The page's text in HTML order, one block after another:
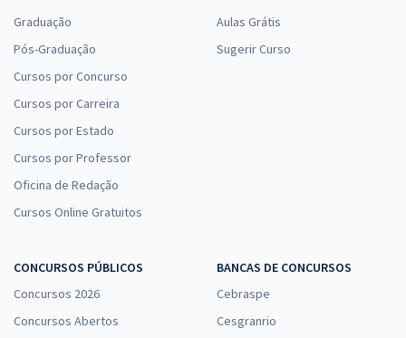
Graduação
Pós-Graduação
Cursos por Concurso
Cursos por Carreira
Cursos por Estado
Cursos por Professor
Oficina de Redação
Cursos Online Gratuitos
Aulas Grátis
Sugerir Curso
CONCURSOS PÚBLICOS
Concursos 2026
Concursos Abertos
BANCAS DE CONCURSOS
Cebraspe
Cesgranrio